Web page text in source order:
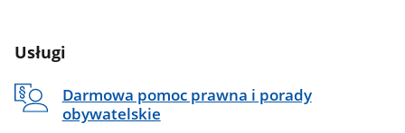
Usługi
Darmowa pomoc prawna i porady
obywatelskie